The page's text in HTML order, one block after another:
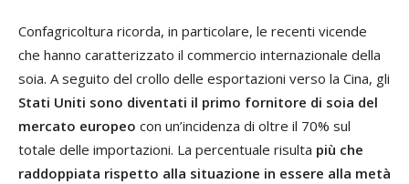
Confagricoltura ricorda, in particolare, le recenti vicende
che hanno caratterizzato il commercio internazionale della
soia. A seguito del crollo delle esportazioni verso la Cina, gli
Stati Uniti sono diventati il primo fornitore di soia del
mercato europeo con un’incidenza di oltre il 70% sul
totale delle importazioni. La percentuale risulta più che
raddoppiata rispetto alla situazione in essere alla metà